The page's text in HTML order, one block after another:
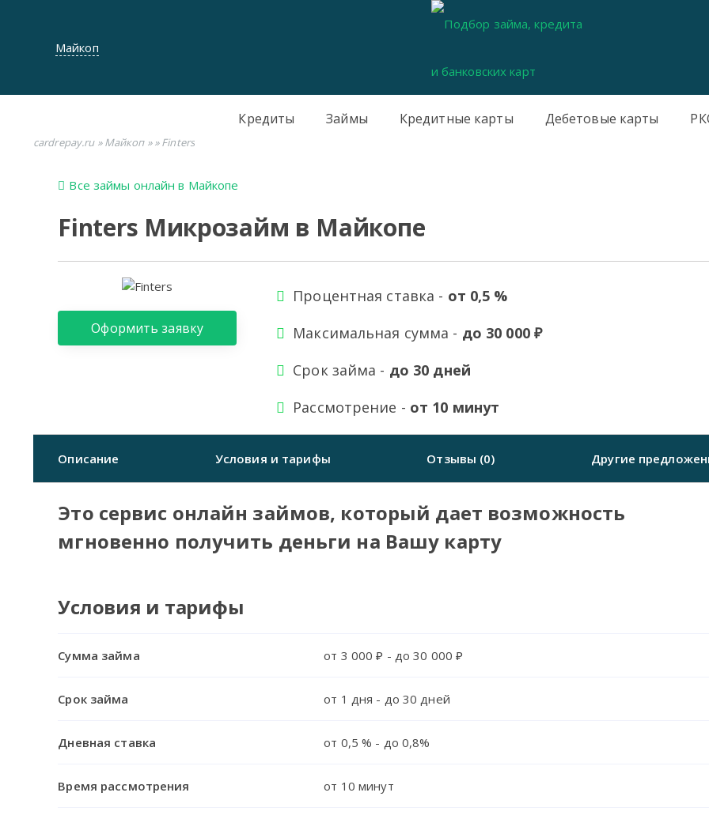
Майкоп
Кредиты Займы Кредитные карты Дебетовые карты
cardrepay.ru»Майкоп»» Finters
Все займы онлайн в Майкопе
Finters Микрозайм в Майкопе
Оформить заявку
Процентная ставка - от 0,5 %
Максимальная сумма - до 30 000 ₽
Срок займа - до 30 дней
Рассмотрение - от 10 минут
Описание Условия и тарифы Отзывы (0) Другие
Это сервис онлайн займов, который дает возможность
мгновенно получить деньги на Вашу карту
Условия и тарифы
Сумма займа от 3 000 ₽ - до 30 000 ₽
Срок займа от 1 дня - до 30 дней
Дневная ставка от 0,5 % - до 0,8%
Время рассмотрения от 10 минут